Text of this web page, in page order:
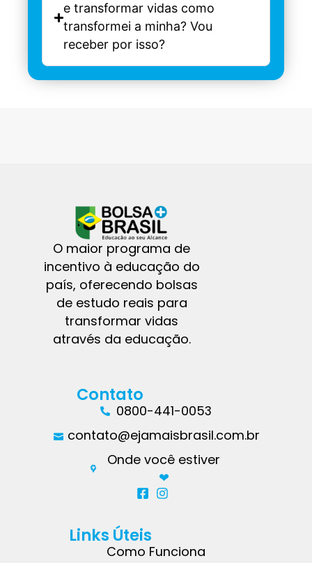
e transformar vidas como
transformei a minha? Vou
receber por isso?
O maior programa de
incentivo à educação do
país, oferecendo bolsas
de estudo reais para
transformar vidas
através da educação.
Contato
0800-441-0053
contato@ejamaisbrasil.com.br
Onde você estiver
❤︎
Links Úteis
Como Funciona